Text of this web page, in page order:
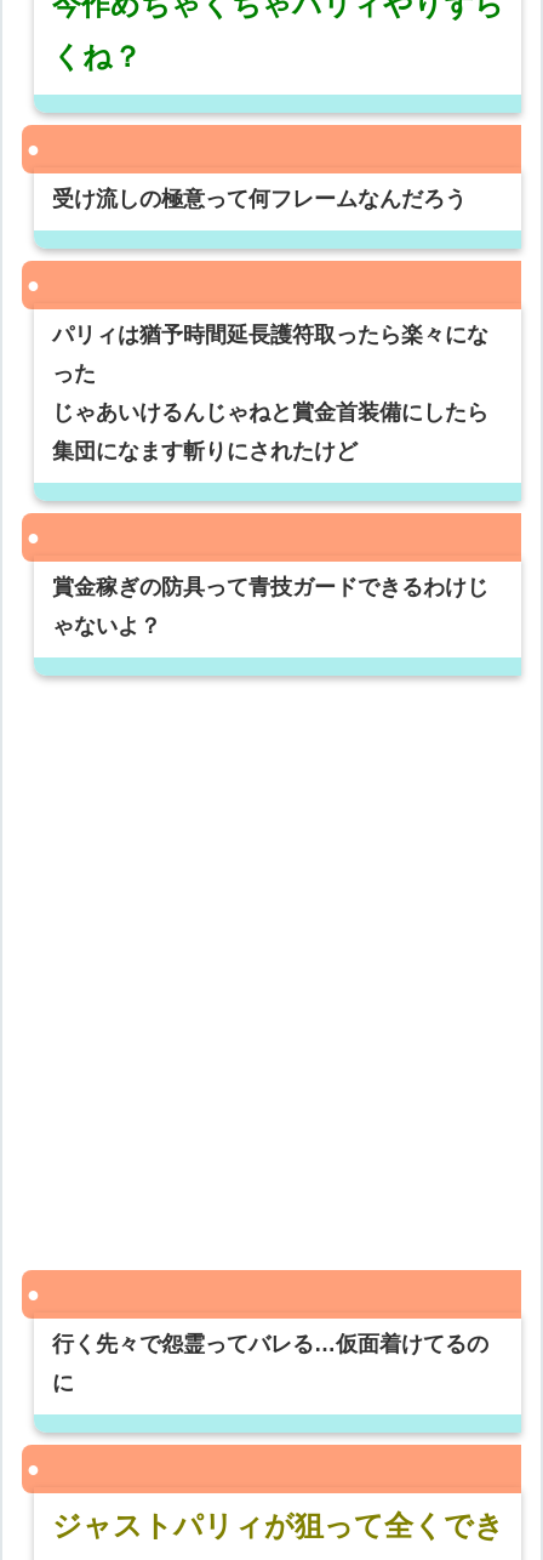
くね？
受け流しの極意って何フレームなんだろう
パリィは猶予時間延長護符取ったら楽々にな
った
じゃあいけるんじゃねと賞金首装備にしたら
集団になます斬りにされたけど
賞金稼ぎの防具って青技ガードできるわけじ
ゃないよ？
行く先々で怨霊ってバレる…仮面着けてるの
に
ジャストパリィが狙って全くでき